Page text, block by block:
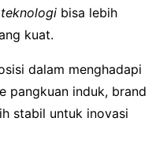
teknologi bisa lebih
kuat.
dalam menghadapi
pangkuan induk, brand
stabil untuk inovasi